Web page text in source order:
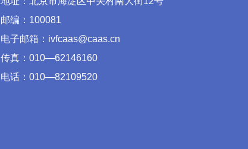
邮编：100081
电子邮箱：ivfcaas@caas.cn
传真：010—62146160
电话：010—82109520